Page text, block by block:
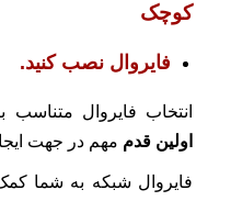
کوچک
فایروال نصب کنید.
انتخاب فایروال متناسب
اولین قدم مهم در جهت
فایروال شبکه به شما